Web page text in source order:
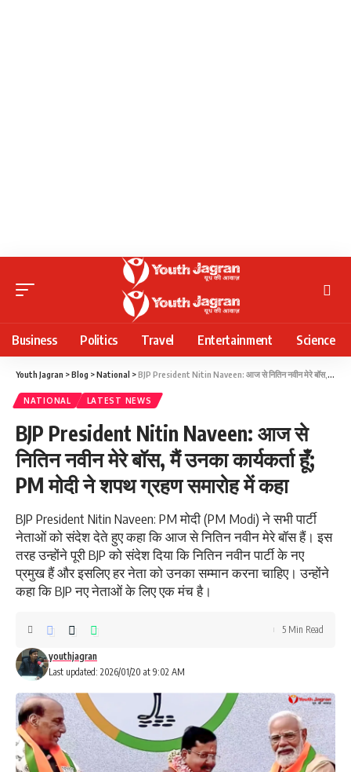
Business Politics Travel Entertainment Science
Youth Jagran >Blog >National >BJP President Nitin Naveen: आज से नितिन नवीन मेरे बॉस, मैं उनका कार्यकर्ता हूँ; PM मोदी ने शपथ ग्रहण समारोह में कहा
NATIONAL LATEST NEWS
BJP President Nitin Naveen: आज से
नितिन नवीन मेरे बॉस, मैं उनका कार्यकर्ता हूँ;
PM मोदी ने शपथ ग्रहण समारोह में कहा
BJP President Nitin Naveen: PM मोदी (PM Modi) ने सभी पार्टी
नेताओं को संदेश देते हुए कहा कि आज से नितिन नवीन मेरे बॉस हैं। इस
तरह उन्होंने पूरी BJP को संदेश दिया कि नितिन नवीन पार्टी के नए
प्रमुख हैं और इसलिए हर नेता को उनका सम्मान करना चाहिए। उन्होंने
कहा कि BJP नए नेताओं के लिए एक मंच है।
Last updated: 2026/01/20 at 9:02 AM
youthjagran
5 Min Read